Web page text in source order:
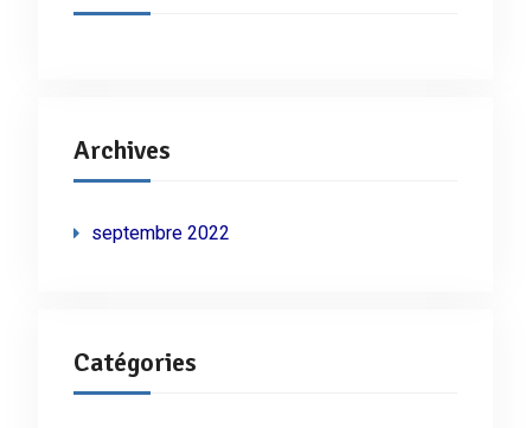
Archives
septembre 2022
Catégories